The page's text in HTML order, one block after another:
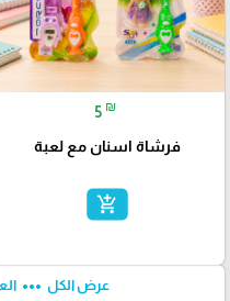
5 ₪
فرشاة اسنان مع لعبة
add_shopping_cart
عرض الكل more_horiz